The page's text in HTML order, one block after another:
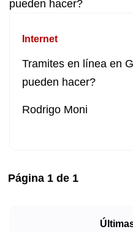
Internet
Tramites en línea en
pueden hacer?
Rodrigo Moni
Página 1 de 1